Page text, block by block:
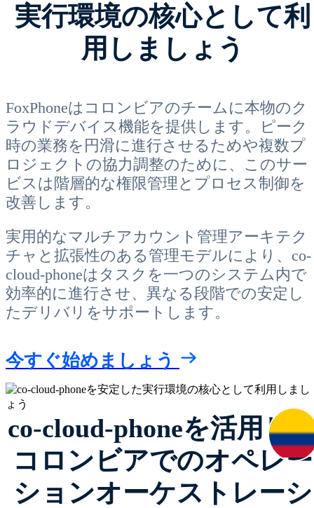
実行環境の核心として利
用しましょう
FoxPhoneはコロンビアのチームに本物のク
ラウドデバイス機能を提供します。ピーク
時の業務を円滑に進行させるためや複数プ
ロジェクトの協力調整のために、このサー
ビスは階層的な権限管理とプロセス制御を
改善します。
実用的なマルチアカウント管理アーキテク
チャと拡張性のある管理モデルにより、co-
cloud-phoneはタスクを一つのシステム内で
効率的に進行させ、異なる段階での安定し
たデリバリをサポートします。
今すぐ始めましょう
co-cloud-phoneを活用し
コロンビアでのオペレー
ションオーケストレーシ